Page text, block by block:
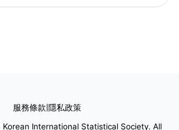
服務條款 隱私政策
International Statistical Society. All